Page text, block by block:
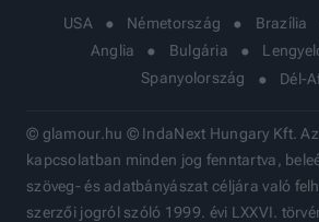
USA Németország Brazília
Anglia
Bulgária
Spanyolország
Dél-
© glamour.hu © IndaNext Hungary Kft.
kapcsolatban minden jog fenntartva,
szöveg- és adatbányászat céljára való
szerzői jogról szóló 1999. évi LXXVI.